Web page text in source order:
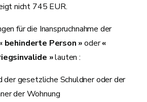
nicht 745 EUR.
für die Inanspruchnahme der
behinderte Person »oder«
»lauten :
der gesetzliche Schuldner oder der
der Wohnung